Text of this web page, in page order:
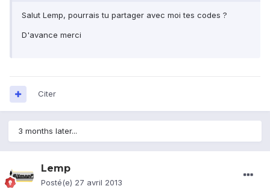
Salut Lemp, pourrais tu partager avec moi tes codes ?
D'avance merci
Citer
3 months later...
Lemp
Posté(e) 27 avril 2013